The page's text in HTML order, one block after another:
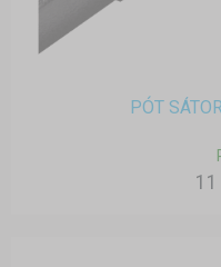
PÓT